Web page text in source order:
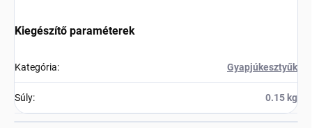
Kiegészítő paraméterek
Kategória: Gyapjúkesztyűk
Súly: 0.15 kg